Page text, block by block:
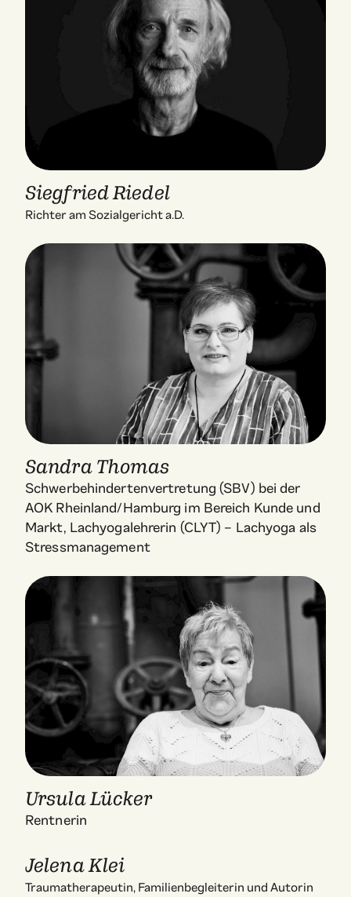
Siegfried Riedel
Richter am Sozialgericht a.D.
Sandra Thomas
Schwerbehindertenvertretung (SBV) bei der
AOK Rheinland/Hamburg im Bereich Kunde und
Markt, Lachyogalehrerin (CLYT) – Lachyoga als
Stressmanagement
Ursula Lücker
Rentnerin
Jelena Klei
Traumatherapeutin, Familienbegleiterin und Autorin